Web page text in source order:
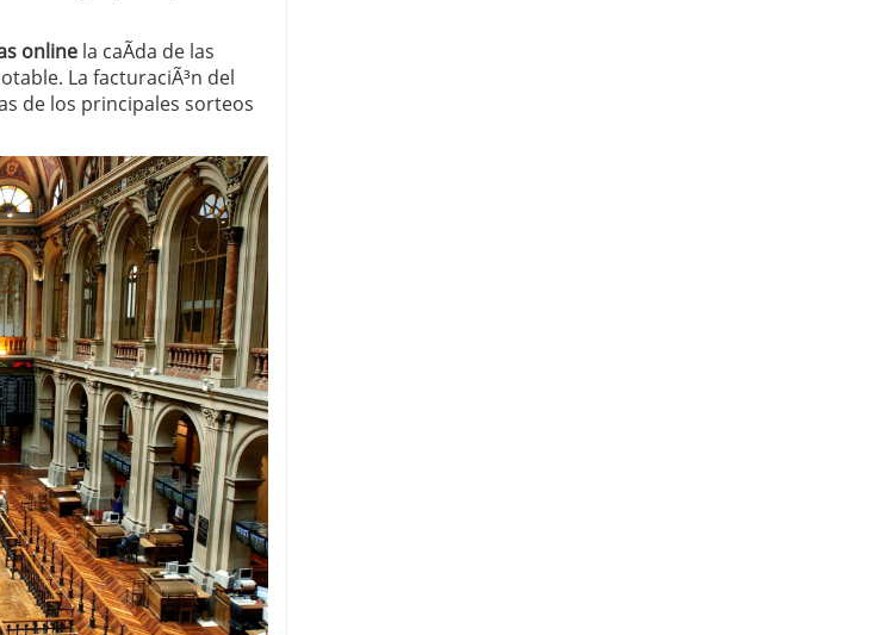
online la caÃ­da de las
La facturaciÃ³n del
de los principales sorteos